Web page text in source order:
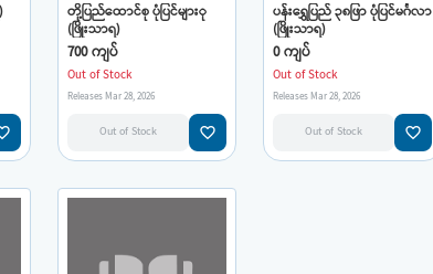
တို့ပြည်ထောင်စု ပုံပြင်များု
(ဖြိုးသာရ)
700 ကျပ်
Out of Stock
Releases Mar 28, 2026
Out of Stock favorite_border
ပန်းရွှေပြည် ၃၈ဖြာ ပုံပြင်မင်္ဂလာ
(ဖြိုးသာရ)
0 ကျပ်
Out of Stock
Releases Mar 28, 2026
Out of Stock favorite_border